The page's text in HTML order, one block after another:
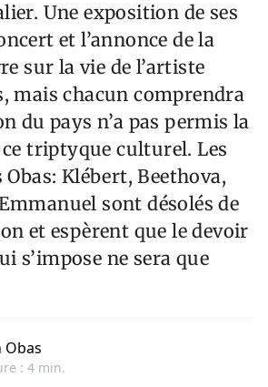
Une exposition de ses
et l’annonce de la
sur la vie de l’artiste
mais chacun comprendra
du pays n’a pas permis la
triptyque culturel. Les
Klébert, Beethova,
sont désolés de
et espèrent que le devoir
s’impose ne sera que
Obas
: 4 min.